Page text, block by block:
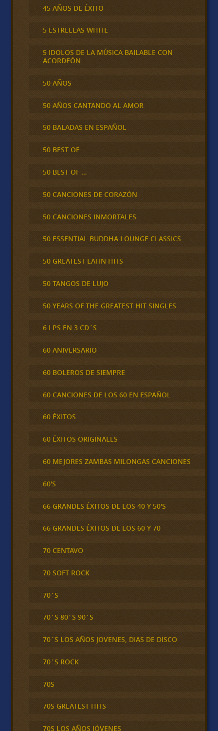
45 AÑOS DE ÉXITO
5 ESTRELLAS WHITE
5 IDOLOS DE LA MÚSICA BAILABLE CON
ACORDEÓN
50 AÑOS
50 AÑOS CANTANDO AL AMOR
50 BALADAS EN ESPAÑOL
50 BEST OF
50 BEST OF …
50 CANCIONES DE CORAZÓN
50 CANCIONES INMORTALES
50 ESSENTIAL BUDDHA LOUNGE CLASSICS
50 GREATEST LATIN HITS
50 TANGOS DE LUJO
50 YEARS OF THE GREATEST HIT SINGLES
6 LPS EN 3 CD´S
60 ANIVERSARIO
60 BOLEROS DE SIEMPRE
60 CANCIONES DE LOS 60 EN ESPAÑOL
60 ÉXITOS
60 ÉXITOS ORIGINALES
60 MEJORES ZAMBAS MILONGAS CANCIONES
60'S
66 GRANDES ÉXITOS DE LOS 40 Y 50'S
66 GRANDES ÉXITOS DE LOS 60 Y 70
70 CENTAVO
70 SOFT ROCK
70´S
70´S 80´S 90´S
70´S LOS AÑOS JOVENES, DIAS DE DISCO
70´S ROCK
70S
70S GREATEST HITS
70S LOS AÑOS JÓVENES